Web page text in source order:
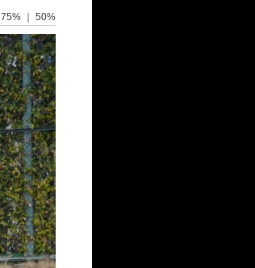
75% 50%